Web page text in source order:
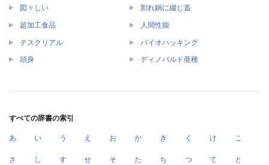
図々しい 割れ鍋に綴じ蓋
超加工食品 人間性能
テスクリアル バイオハッキング
頭身 ディノバルド亜種
すべての辞書の索引
あ い う え お か き く け こ
さ し す せ そ た ち つ て と